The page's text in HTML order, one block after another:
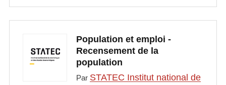
Population et emploi -
Recensement de la
population
Par STATEC Institut national de